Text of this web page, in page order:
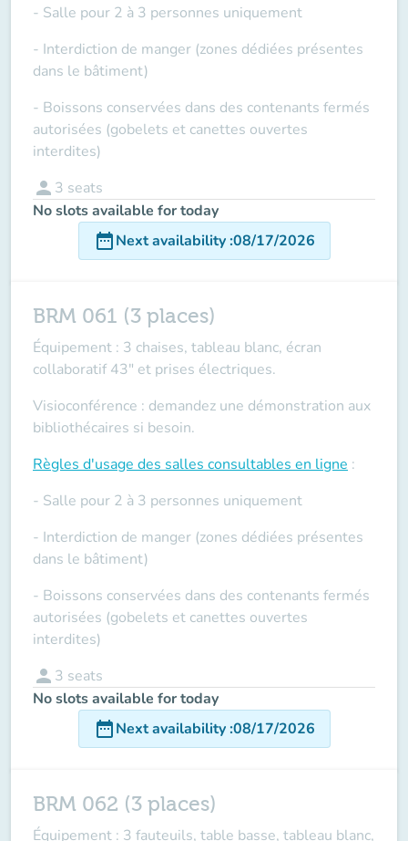
- Salle pour 2 à 3 personnes uniquement
- Interdiction de manger (zones dédiées présentes
dans le bâtiment)
- Boissons conservées dans des contenants fermés
autorisées (gobelets et canettes ouvertes
interdites)
person 3 seats
No slots available for today
date_rangeNext availability:08/17/2026
BRM 061 (3 places)
Équipement : 3 chaises, tableau blanc, écran
collaboratif 43" et prises électriques.
Visioconférence : demandez une démonstration aux
bibliothécaires si besoin.
Règles d'usage des salles consultables en ligne :
- Salle pour 2 à 3 personnes uniquement
- Interdiction de manger (zones dédiées présentes
dans le bâtiment)
- Boissons conservées dans des contenants fermés
autorisées (gobelets et canettes ouvertes
interdites)
person 3 seats
No slots available for today
date_rangeNext availability:08/17/2026
BRM 062 (3 places)
Équipement : 3 fauteuils, table basse, tableau blanc,